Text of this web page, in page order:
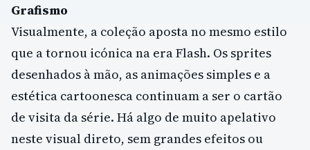
Grafismo
Visualmente, a coleção aposta no mesmo estilo
que a tornou icónica na era Flash. Os sprites
desenhados à mão, as animações simples e a
estética cartoonesca continuam a ser o cartão
de visita da série. Há algo de muito apelativo
neste visual direto, sem grandes efeitos ou